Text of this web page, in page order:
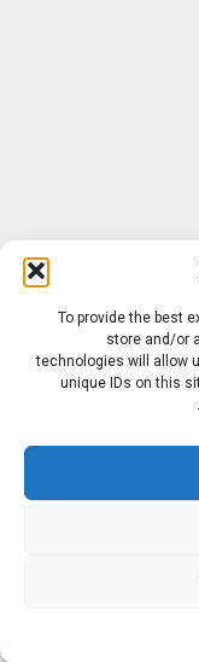
To provide the best
store and/or
technologies will allow
unique IDs on this
Sobre